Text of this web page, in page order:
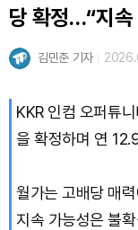
Hyperliquid (HYPE)
Bitcoin (BTC)
당 확정…“지속
김민준 기자
KKR 인컴 오퍼튜
을 확정하며 연
월가는 고배당 매
지속 가능성은 불